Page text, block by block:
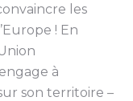
les
! En
à
son territoire –